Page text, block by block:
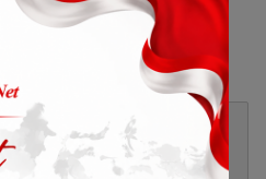
dipublikasikan.
Ruas yang